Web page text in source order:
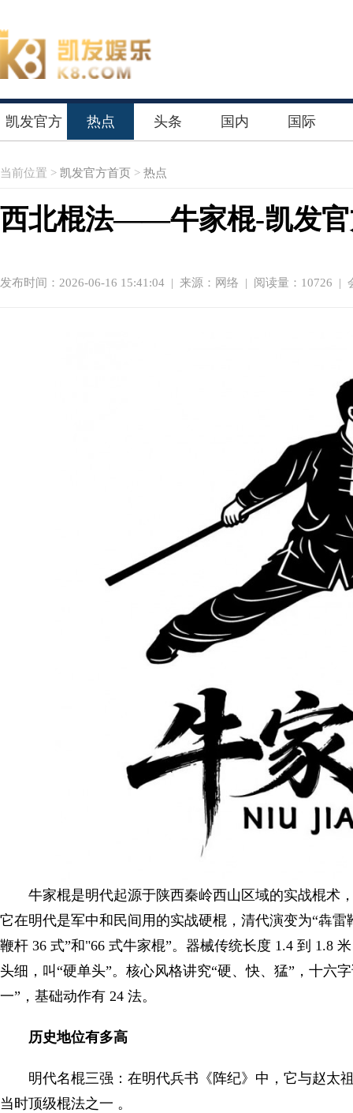
凯发官方 热点 头条 国内 国际
当前位置 > 凯发官方首页 > 热点
西北棍法——牛家棍-凯发官
发布时间：2026-06-16 15:41:04 | 来源：网络 | 阅读量：10726 |
牛家棍是明代起源于陕西秦岭西山区域的实战棍术
它在明代是军中和民间用的实战硬棍，清代演变为“犇
鞭杆 36 式”和"66 式牛家棍”。器械传统长度 1.4 到 1.8
头细，叫“硬单头”。核心风格讲究“硬、快、猛”，十六
一”，基础动作有 24 法。
历史地位有多高
明代名棍三强：在明代兵书《阵纪》中，它与赵太
当时顶级棍法之一 。